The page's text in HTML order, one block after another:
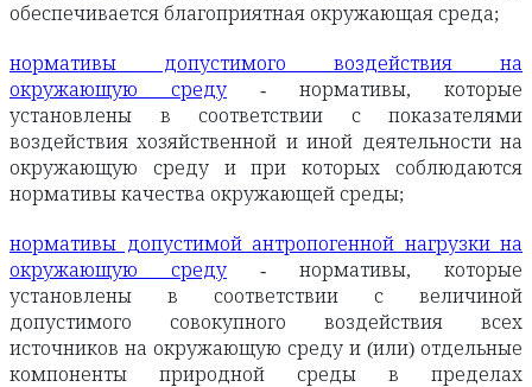
обеспечивается благоприятная окружающая среда;
нормативы допустимого воздействия на
окружающую среду - нормативы, которые
установлены в соответствии с показателями
воздействия хозяйственной и иной деятельности на
окружающую среду и при которых соблюдаются
нормативы качества окружающей среды;
нормативы допустимой антропогенной нагрузки на
окружающую среду - нормативы, которые
установлены в соответствии с величиной
допустимого совокупного воздействия всех
источников на окружающую среду и (или) отдельные
компоненты природной среды в пределах